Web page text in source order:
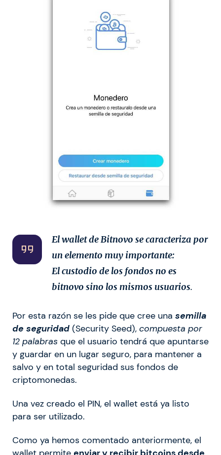
El wallet de Bitnovo se caracteriza por
un elemento muy importante:
El custodio de los fondos no es
bitnovo sino los mismos usuarios.
Por esta razón se les pide que cree una semilla
de seguridad (Security Seed), compuesta por
12 palabras que el usuario tendrá que apuntarse
y guardar en un lugar seguro, para mantener a
salvo y en total seguridad sus fondos de
criptomonedas.
Una vez creado el PIN, el wallet está ya listo
para ser utilizado.
Como ya hemos comentado anteriormente, el